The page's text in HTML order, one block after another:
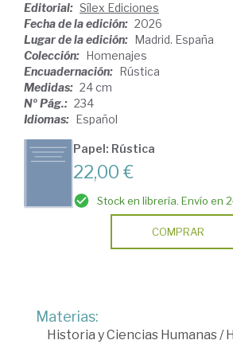
Editorial: Sílex Ediciones
Fecha de la edición: 2026
Lugar de la edición: Madrid. España
Colección: Homenajes
Encuadernación: Rústica
Medidas: 24 cm
Nº Pág.: 234
Idiomas: Español
Papel: Rústica
22,00 €
Stock en librería. Envío en
COMPRAR
Materias:
Historia y Ciencias Humanas/